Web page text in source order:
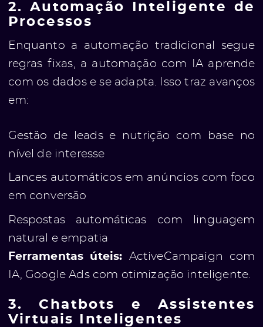
2. Automação Inteligente de
Processos
Enquanto a automação tradicional segue
regras fixas, a automação com IA aprende
com os dados e se adapta. Isso traz avanços
em:
Gestão de leads e nutrição com base no
nível de interesse
Lances automáticos em anúncios com foco
em conversão
Respostas automáticas com linguagem
natural e empatia
Ferramentas úteis: ActiveCampaign com
IA, Google Ads com otimização inteligente.
3. Chatbots e Assistentes
Virtuais Inteligentes